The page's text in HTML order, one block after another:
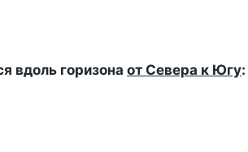
вдоль горизона от Севера к Югу: